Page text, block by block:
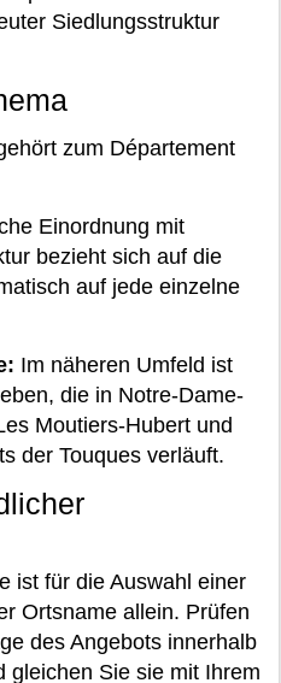
Siedlungsstruktur
zum Département
Einordnung mit
bezieht sich auf die
auf jede einzelne
Im näheren Umfeld ist
die in Notre-Dame-
Moutiers-Hubert und
der Touques verläuft.
ist für die Auswahl einer
Ortsname allein. Prüfen
des Angebots innerhalb
gleichen Sie sie mit Ihrem